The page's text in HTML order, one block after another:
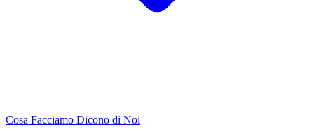
Cosa Facciamo Dicono di Noi